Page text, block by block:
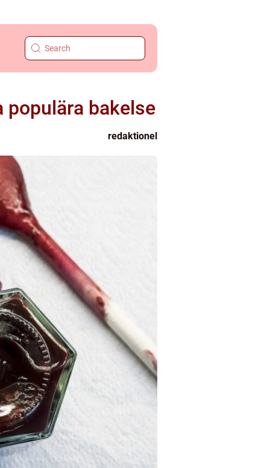
populära bakelse
redaktionel